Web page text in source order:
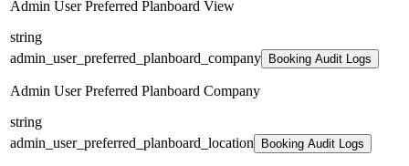
Admin User Preferred Planboard View
string
admin_user_preferred_planboard_company
Booking Audit Logs
Admin User Preferred Planboard Company
string
admin_user_preferred_planboard_location
Booking Audit Logs